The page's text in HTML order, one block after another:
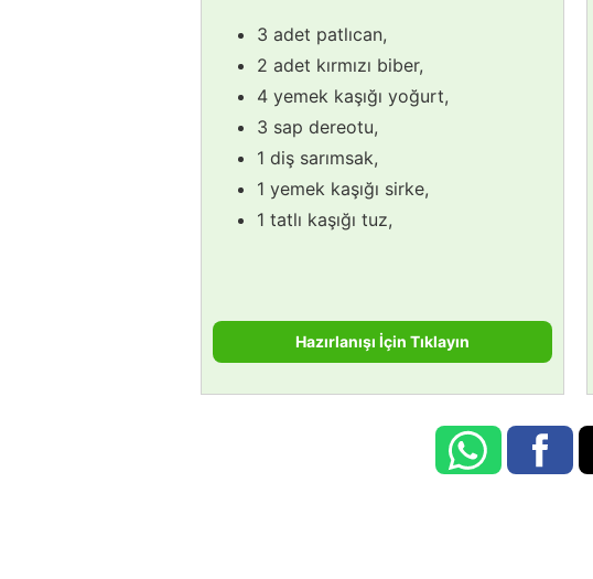
3 adet patlıcan,
2 adet kırmızı biber,
4 yemek kaşığı yoğurt,
3 sap dereotu,
1 diş sarımsak,
1 yemek kaşığı sirke,
1 tatlı kaşığı tuz,
Hazırlanışı İçin Tıklayın